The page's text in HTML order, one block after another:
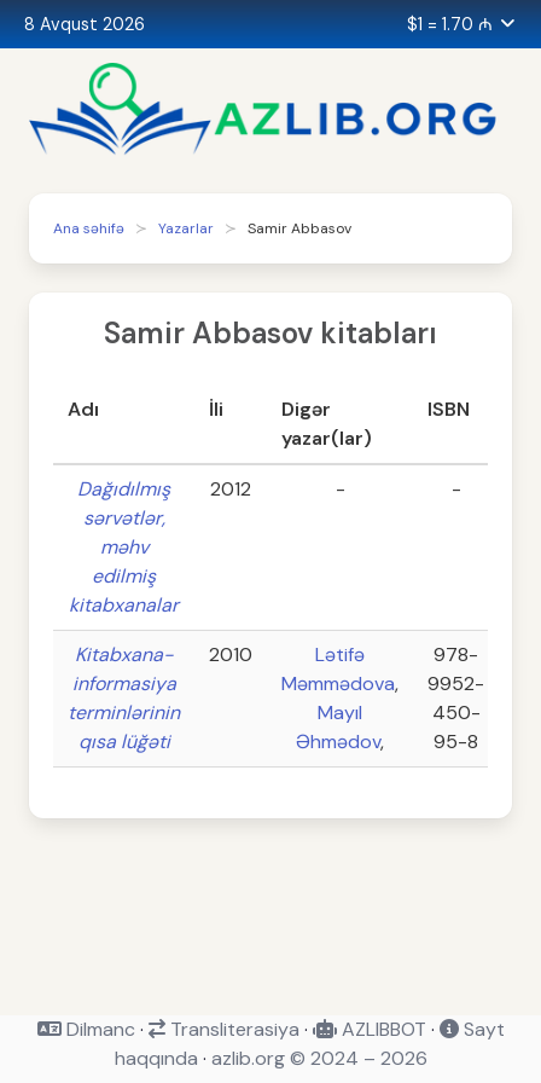
8 Avqust 2026 $1 = 1.70 ₼
Ana səhifə Yazarlar Samir Abbasov
Samir Abbasov kitabları
Adı İli
Digər
yazar(lar)
ISBN
Dağıdılmış
sərvətlər,
məhv
edilmiş
kitabxanalar
2012 - -
Kitabxana-
informasiya
terminlərinin
qısa lüğəti
2010
Lətifə
Məmmədova,
Mayıl
Əhmədov,
978-
9952-
450-
95-8
Dilmanc · Transliterasiya · AZLIBBOT ·
Sayt
haqqında · azlib.org © 2024 – 2026